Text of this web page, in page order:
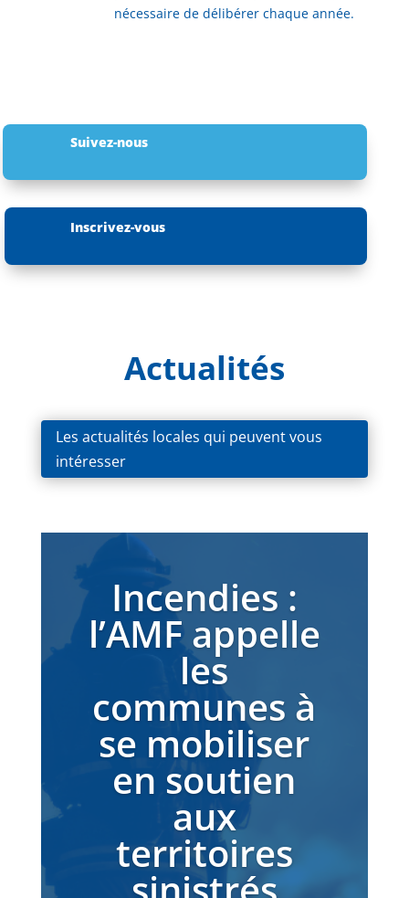
nécessaire de délibérer chaque année.
Suivez-nous
Inscrivez-vous
Actualités
Les actualités locales qui peuvent vous
intéresser
Incendies :
l’AMF appelle
les
communes à
se mobiliser
en soutien
aux
territoires